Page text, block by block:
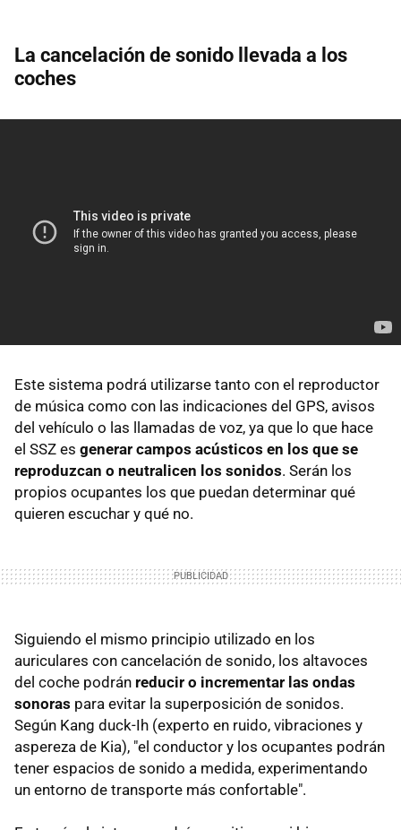
La cancelación de sonido llevada a los
coches
Este sistema podrá utilizarse tanto con el reproductor
de música como con las indicaciones del GPS, avisos
del vehículo o las llamadas de voz, ya que lo que hace
el SSZ es generar campos acústicos en los que se
reproduzcan o neutralicen los sonidos. Serán los
propios ocupantes los que puedan determinar qué
quieren escuchar y qué no.
Siguiendo el mismo principio utilizado en los
auriculares con cancelación de sonido, los altavoces
del coche podrán reducir o incrementar las ondas
sonoras para evitar la superposición de sonidos.
Según Kang duck-Ih (experto en ruido, vibraciones y
aspereza de Kia), "el conductor y los ocupantes podrán
tener espacios de sonido a medida, experimentando
un entorno de transporte más confortable".